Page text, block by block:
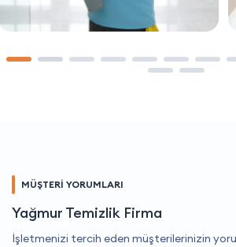
MÜŞTERİ YORUMLARI
Yağmur Temizlik Firma
İşletmenizi tercih eden müşterilerinizin